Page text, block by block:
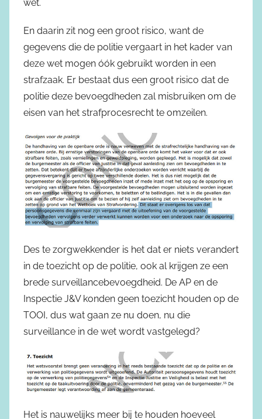
wet.
En daarin zit nog een groot risico, want de
gegevens die de politie vergaart in het kader van
deze wet mogen óók gebruikt worden in een
strafzaak. Er bestaat dus een groot risico dat de
politie deze bevoegdheden zal misbruiken om de
eisen van het strafprocesrecht te omzeilen.
Des te zorgwekkender is het dat er niets verandert
in de toezicht op de politie, ook al krijgen ze een
brede surveillancebevoegdheid. De AP en de
Inspectie J&V konden geen toezicht houden op de
TOOI, dus wat gaan ze nu doen, nu die
surveillance in de wet wordt vastgelegd?
Het is nauwelijks meer bij te houden hoeveel